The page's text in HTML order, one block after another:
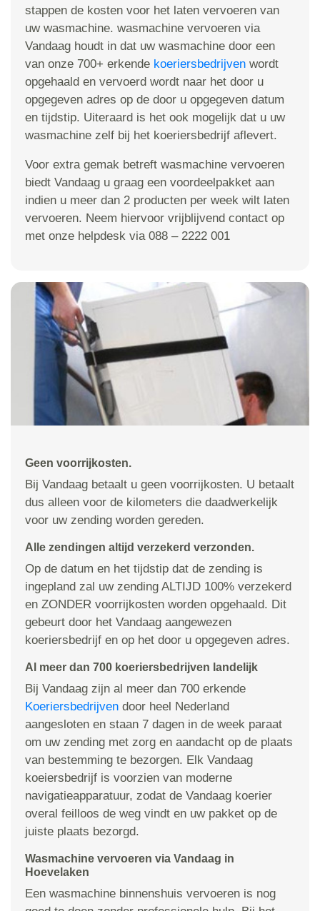
stappen de kosten voor het laten vervoeren van
uw wasmachine. wasmachine vervoeren via
Vandaag houdt in dat uw wasmachine door een
van onze 700+ erkende koeriersbedrijven wordt
opgehaald en vervoerd wordt naar het door u
opgegeven adres op de door u opgegeven datum
en tijdstip. Uiteraard is het ook mogelijk dat u uw
wasmachine zelf bij het koeriersbedrijf aflevert.
Voor extra gemak betreft wasmachine vervoeren
biedt Vandaag u graag een voordeelpakket aan
indien u meer dan 2 producten per week wilt laten
vervoeren. Neem hiervoor vrijblijvend contact op
met onze helpdesk via 088 – 2222 001
Geen voorrijkosten.
Bij Vandaag betaalt u geen voorrijkosten. U betaalt
dus alleen voor de kilometers die daadwerkelijk
voor uw zending worden gereden.
Alle zendingen altijd verzekerd verzonden.
Op de datum en het tijdstip dat de zending is
ingepland zal uw zending ALTIJD 100% verzekerd
en ZONDER voorrijkosten worden opgehaald. Dit
gebeurt door het Vandaag aangewezen
koeriersbedrijf en op het door u opgegeven adres.
Al meer dan 700 koeriersbedrijven landelijk
Bij Vandaag zijn al meer dan 700 erkende
Koeriersbedrijven door heel Nederland
aangesloten en staan 7 dagen in de week paraat
om uw zending met zorg en aandacht op de plaats
van bestemming te bezorgen. Elk Vandaag
koeiersbedrijf is voorzien van moderne
navigatieapparatuur, zodat de Vandaag koerier
overal feilloos de weg vindt en uw pakket op de
juiste plaats bezorgd.
Wasmachine vervoeren via Vandaag in
Hoevelaken
Een wasmachine binnenshuis vervoeren is nog